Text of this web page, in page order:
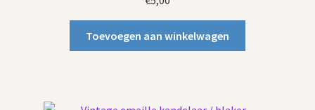
Toevoegen aan winkelwagen